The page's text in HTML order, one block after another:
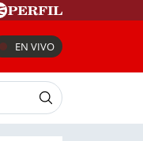
EN VIVO